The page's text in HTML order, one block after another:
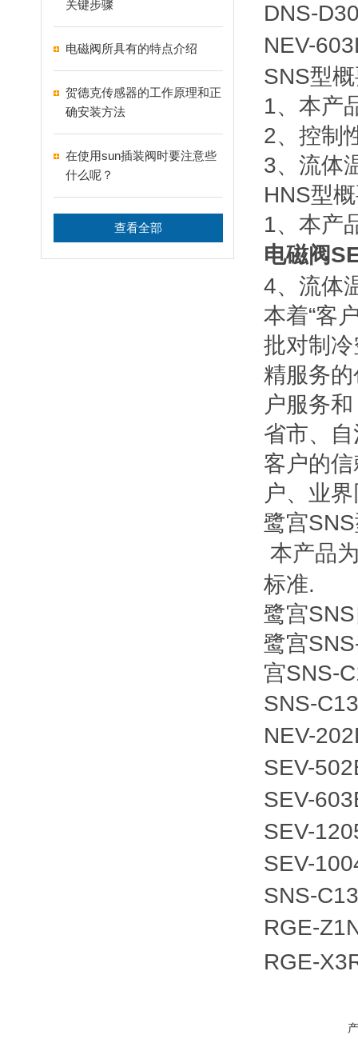
关键步骤
电磁阀所具有的特点介绍
贺德克传感器的工作原理和正
确安装方法
在使用sun插装阀时要注意些
什么呢？
查看全部
DNS-
NEV-
SNS型
1、本产
2、控制
3、流体
HNS型
1、本产
电磁阀
4、流体
本着“客
批对制
精服务
户服务
省市、
客户的
户、业
鹭宫
本产品
标准.
鹭宫
鹭宫
宫SNS-
SNS-
NEV-
SEV-
SEV-
SEV-
SEV-
SNS-
RGE-
RGE-